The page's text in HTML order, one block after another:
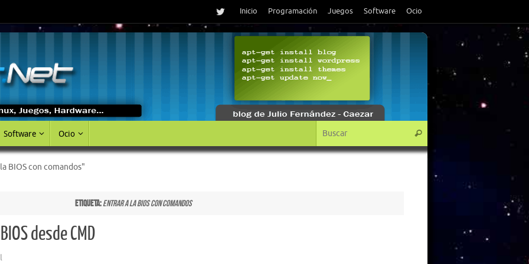
Inicio Programación Juegos Software Ocio
Software Ocio Buscar
BIOS con comandos"
Etiqueta:entrar a la BIOS con comandos
desde CMD